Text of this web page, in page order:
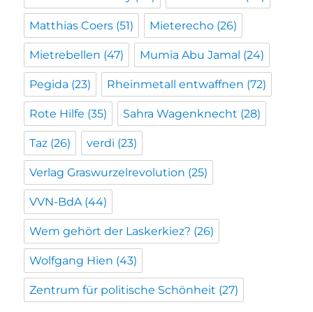
Matthias Coers (51) Mieterecho (26)
Mietrebellen (47) Mumia Abu Jamal (24)
Pegida (23) Rheinmetall entwaffnen (72)
Rote Hilfe (35) Sahra Wagenknecht (28)
Taz (26) verdi (23)
Verlag Graswurzelrevolution (25)
VVN-BdA(44)
Wem gehört der Laskerkiez? (26)
Wolfgang Hien (43)
Zentrum für politische Schönheit (27)